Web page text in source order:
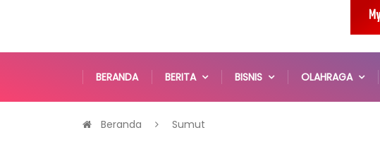
BERANDA BERITA BISNIS OLAHRAGA
Beranda Sumut